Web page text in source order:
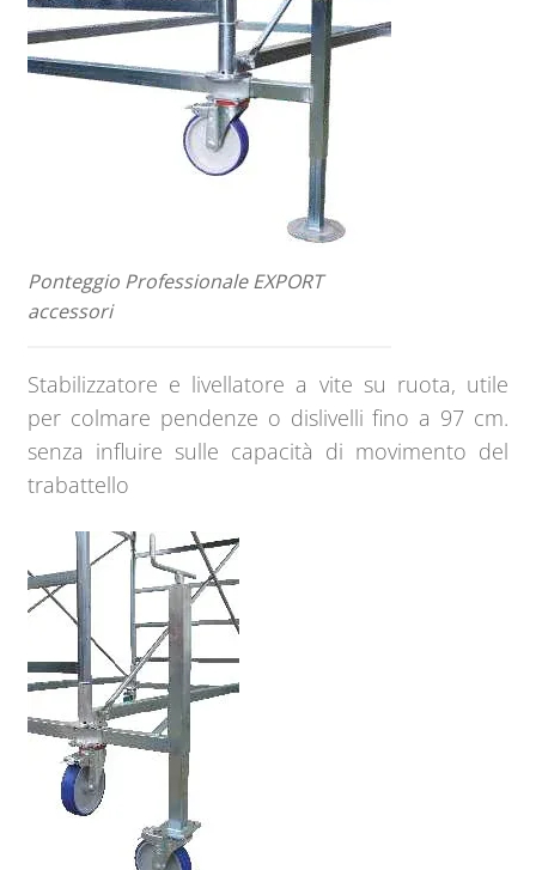
Ponteggio Professionale EXPORT
accessori
Stabilizzatore e livellatore a vite su ruota, utile
per colmare pendenze o dislivelli fino a 97 cm.
senza influire sulle capacità di movimento del
trabattello